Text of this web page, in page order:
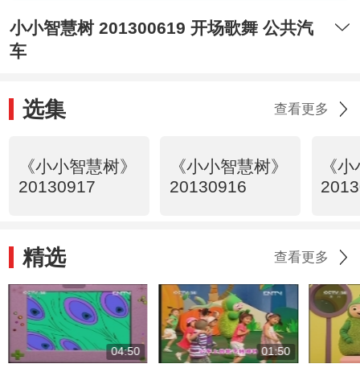
小小智慧树 201300619 开场歌舞 公共汽
车
选集 查看更多
《小小智慧树》
20130917
《小小智慧树》
20130916
《
精选 查看更多
04:50 01:50